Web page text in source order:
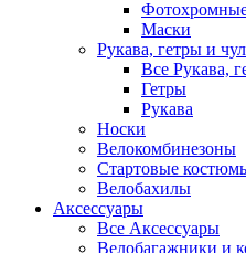
Маски
Рукава, гетры и
Все Рукава,
Гетры
Рукава
Носки
Велокомбинезоны
Стартовые
Велобахилы
Аксессуары
Все Аксессуары
Велобагажники и